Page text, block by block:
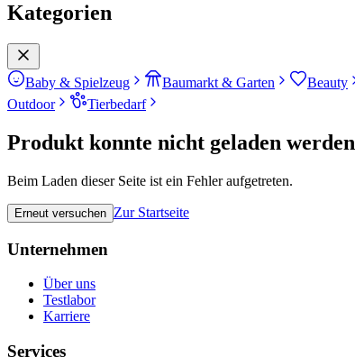
Kategorien
Baby & Spielzeug Baumarkt & Garten Beauty
Outdoor
Tierbedarf
Produkt konnte nicht geladen werden
Beim Laden dieser Seite ist ein Fehler aufgetreten.
Erneut versuchen Zur Startseite
Unternehmen
Über uns
Testlabor
Karriere
Services